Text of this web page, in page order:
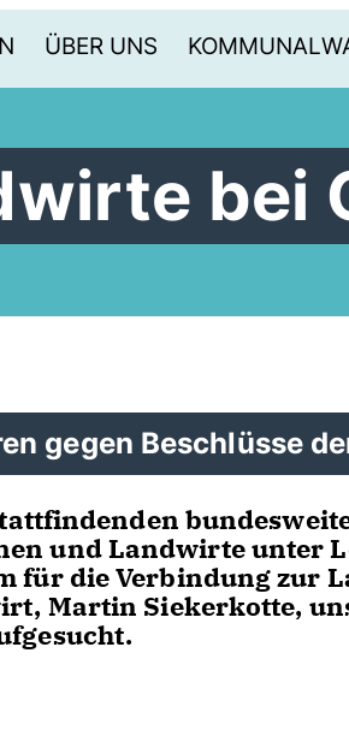
ÜBER UNS
bei
gegen Beschlüsse
und Landwirte unter
für die Verbindung zur
Martin Siekerkotte,